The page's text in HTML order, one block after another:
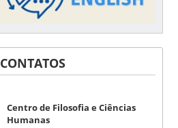
CONTATOS
Centro de Filosofia e Ciências
Humanas